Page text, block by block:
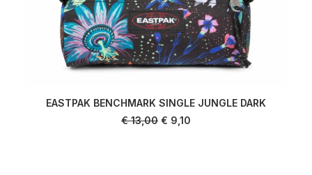
EASTPAK BENCHMARK SINGLE JUNGLE DARK
€13,00 Le
€ 9,10